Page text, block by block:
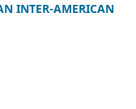
INTER-AMERICAN